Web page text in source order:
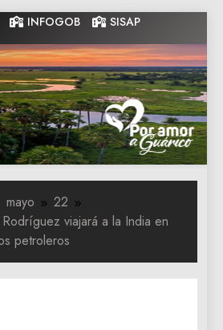
INFOGOB SISAP
Gobernacion
de Guarico
Gobernacion de Guarico
mayo
22
viajará a la India en
petroleros